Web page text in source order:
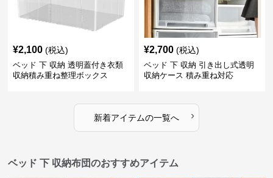
¥2,100 (税込)
ベッド 下 収納 透明蓋付き衣類
収納積み重ね整理ボックス
¥2,700 (税込)
ベッド 下 収納 引き出し式透明
収納ケース 積み重ね対応
新着アイテムの一覧へ ›
ベッド 下 収納布団のおすすめアイテム